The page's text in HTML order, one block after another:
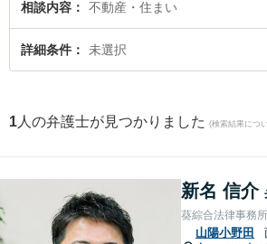
まいを法律相談できる山陽小野田市内の弁護士に相
りの相談者さんにおすすめです。
相談内容 不動産・住まい
詳細条件 未選択
1 人の弁護士が見つかりました (検索結果につ
新名 信介
葵綜合法律事務所
山陽小野田